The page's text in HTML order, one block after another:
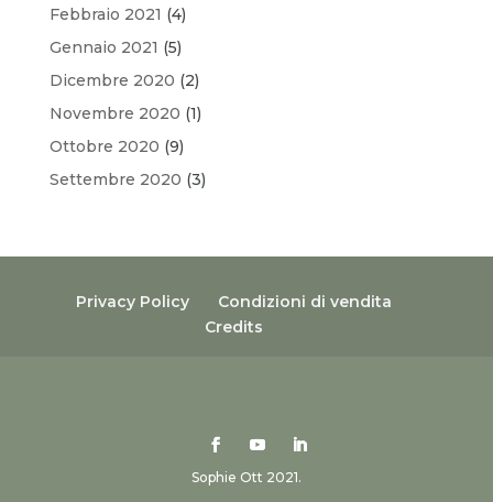
Febbraio 2021 (4)
Gennaio 2021 (5)
Dicembre 2020 (2)
Novembre 2020 (1)
Ottobre 2020 (9)
Settembre 2020 (3)
Privacy Policy
Condizioni di vendita
Credits
Sophie Ott 2021.